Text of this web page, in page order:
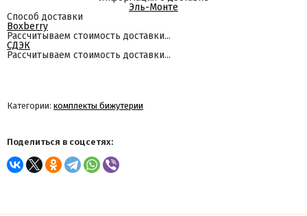
Эль-Монте
Способ доставки
Boxberry
Рассчитываем стоимость доставки...
СДЭК
Рассчитываем стоимость доставки...
Категории: комплекты бижутерии
Поделиться в соцсетях: